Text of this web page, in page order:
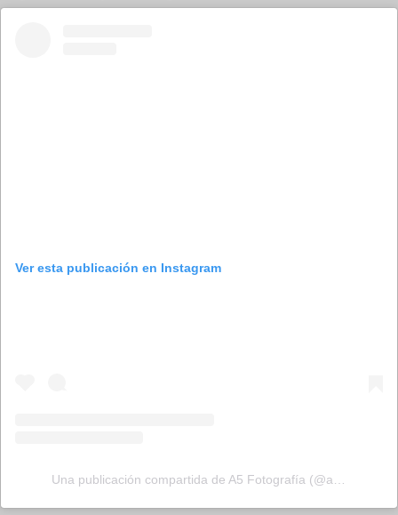
Ver esta publicación en Instagram
Una publicación compartida de A5 Fotografía (@a5fotografia)